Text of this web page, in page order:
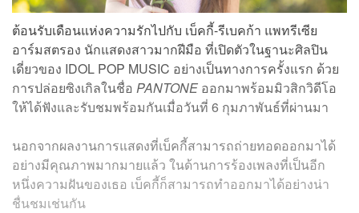
ต้อนรับเดือนแห่งความรักไปกับ เบ็คกี้-รีเบคก้า แพทรีเซีย
อาร์มสตรอง นักแสดงสาวมากฝีมือ ที่เปิดตัวในฐานะศิลปิน
เดี่ยวของ IDOL POP MUSIC อย่างเป็นทางการครั้งแรก ด้วย
การปล่อยซิงเกิลในชื่อ PANTONE ออกมาพร้อมมิวสิกวิดีโอ
ให้ได้ฟังและรับชมพร้อมกันเมื่อวันที่ 6 กุมภาพันธ์ที่ผ่านมา
นอกจากผลงานการแสดงที่เบ็คกี้สามารถถ่ายทอดออกมาได้
อย่างมีคุณภาพมากมายแล้ว ในด้านการร้องเพลงที่เป็นอีก
หนึ่งความฝันของเธอ เบ็คกี้ก็สามารถทำออกมาได้อย่างน่า
ชื่นชมเช่นกัน